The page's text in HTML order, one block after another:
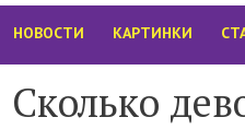
НОВОСТИ КАРТИНКИ
Сколько